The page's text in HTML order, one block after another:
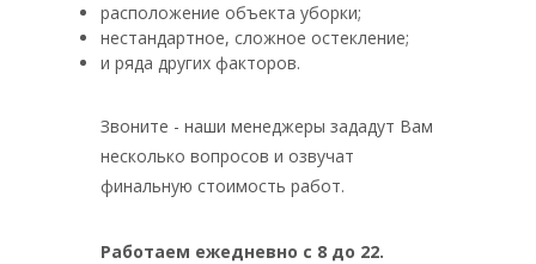
расположение объекта уборки;
нестандартное, сложное остекление;
и ряда других факторов.
Звоните - наши менеджеры зададут Вам
несколько вопросов и озвучат
финальную стоимость работ.
Работаем ежедневно с 8 до 22.